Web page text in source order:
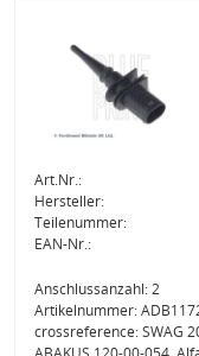
Art.Nr.:
Hersteller:
Teilenummer:
EAN-Nr.:
Anschlussanzahl: 2
Artikelnummer:
crossreference: SWAG